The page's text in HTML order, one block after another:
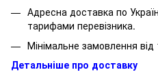
Адресна доставка по
тарифами перевізника.
Мінімальне замовлення від
Детальніше про доставку